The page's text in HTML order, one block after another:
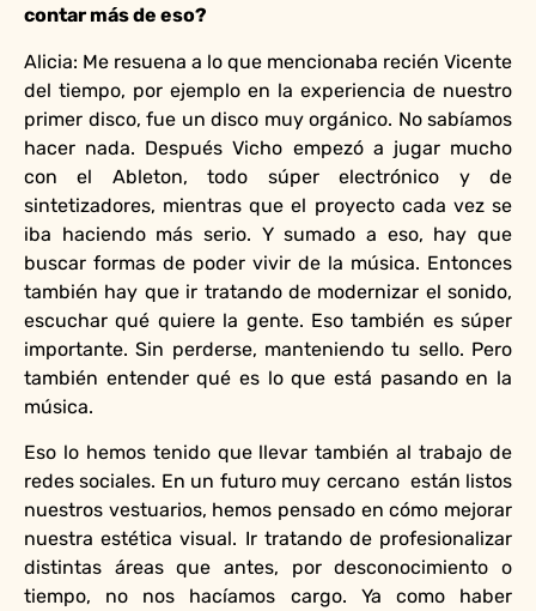
contar más de eso?
Alicia: Me resuena a lo que mencionaba recién Vicente
del tiempo, por ejemplo en la experiencia de nuestro
primer disco, fue un disco muy orgánico. No sabíamos
hacer nada. Después Vicho empezó a jugar mucho
con el Ableton, todo súper electrónico y de
sintetizadores, mientras que el proyecto cada vez se
iba haciendo más serio. Y sumado a eso, hay que
buscar formas de poder vivir de la música. Entonces
también hay que ir tratando de modernizar el sonido,
escuchar qué quiere la gente. Eso también es súper
importante. Sin perderse, manteniendo tu sello. Pero
también entender qué es lo que está pasando en la
música.
Eso lo hemos tenido que llevar también al trabajo de
redes sociales. En un futuro muy cercano están listos
nuestros vestuarios, hemos pensado en cómo mejorar
nuestra estética visual. Ir tratando de profesionalizar
distintas áreas que antes, por desconocimiento o
tiempo, no nos hacíamos cargo. Ya como haber